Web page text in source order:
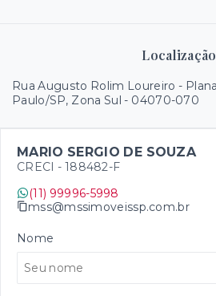
Localização
Rua Augusto Rolim Loureiro -
Paulo/SP, Zona Sul - 04070-070
MARIO SERGIO DE SOUZA
CRECI - 188482-F
(11) 99996-5998
mss@mssimoveissp.com.br
Nome